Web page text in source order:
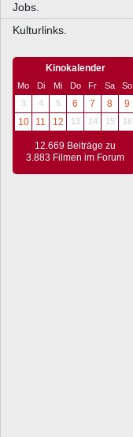
Jobs.
Kulturlinks.
Kinokalender
Mo Di Mi Do Fr Sa
So
3
4 5 6 7 8
9
10
11 12 13 14 15 16
12.669 Beiträge zu
3.883 Filmen im Forum